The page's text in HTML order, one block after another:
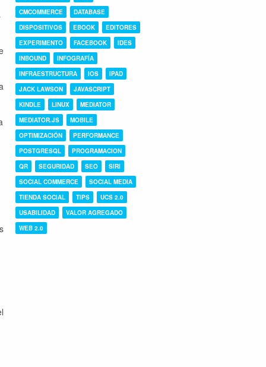
CMCOMMERCE
DATABASE
DISPOSITIVOS
EBOOK
EDITORES
EXPERIMENTO
FACEBOOK
IDES
INBOUND
INFOGRAFÍA
INFRAESTRUCTURA
IOS
IPAD
JACK LAWSON
JAVASCRIPT
KINDLE
LINUX
MEDIATOR
MEDIATOR.JS
MOBILE
OPTIMIZACIÓN
PERFORMANCE
POSTGRESQL
PROGRAMACION
QR
SEGURIDAD SEO
SIRI
SOCIAL COMMERCE
SOCIAL MEDIA
TIENDA SOCIAL
TIPS
UCS 2.0
USABILIDAD
VALOR AGREGADO
WEB 2.0